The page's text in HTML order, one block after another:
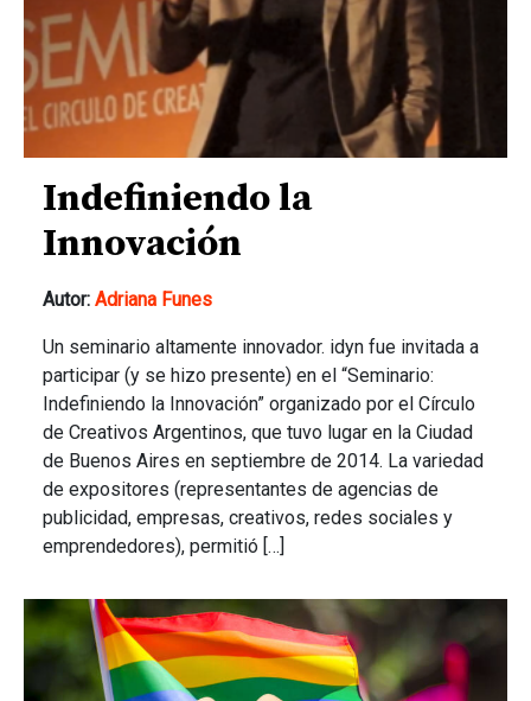
Indefiniendo la
Innovación
Autor: Adriana Funes
Un seminario altamente innovador. idyn fue invitada a
participar (y se hizo presente) en el “Seminario:
Indefiniendo la Innovación” organizado por el Círculo
de Creativos Argentinos, que tuvo lugar en la Ciudad
de Buenos Aires en septiembre de 2014. La variedad
de expositores (representantes de agencias de
publicidad, empresas, creativos, redes sociales y
emprendedores), permitió […]